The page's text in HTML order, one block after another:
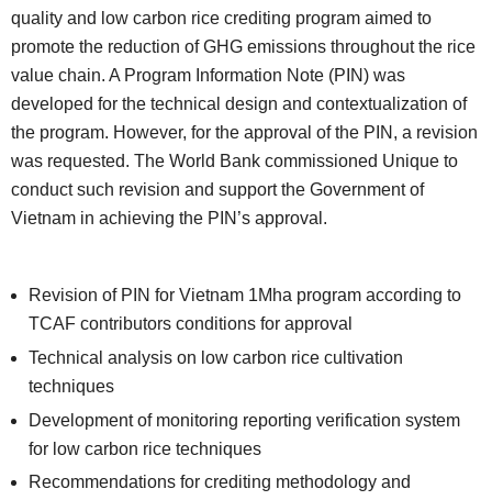
quality and low carbon rice crediting program aimed to
promote the reduction of GHG emissions throughout the rice
value chain. A Program Information Note (PIN) was
developed for the technical design and contextualization of
the program. However, for the approval of the PIN, a revision
was requested. The World Bank commissioned Unique to
conduct such revision and support the Government of
Vietnam in achieving the PIN’s approval.
Revision of PIN for Vietnam 1Mha program according to
TCAF contributors conditions for approval
Technical analysis on low carbon rice cultivation
techniques
Development of monitoring reporting verification system
for low carbon rice techniques
Recommendations for crediting methodology and